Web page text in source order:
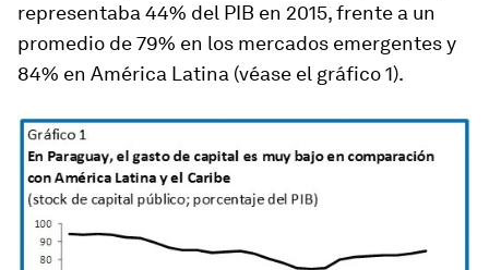
representaba 44% del PIB en 2015, frente a un
promedio de 79% en los mercados emergentes y
84% en América Latina (véase el gráfico 1).